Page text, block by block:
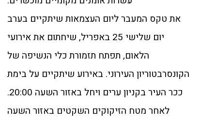
את טקס המעבר ליום העצמאות שיתקיים בערב
יום שלישי 25 באפריל, שיחתום את אירועי
הלאום, תפתח תזמורת כלי הנשיפה של
הקונסרבטוריון העירוני. באירוע שיתקיים על בימת
ככר העיר בקניון ערים ויחל באזור השעה 20:00.
לאחר מטח הזיקוקים השקטים באזור השעה